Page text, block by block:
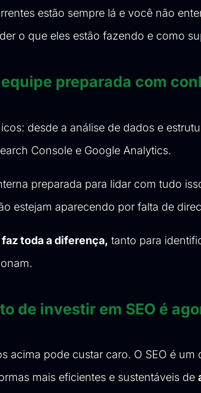
estão sempre lá e você não
o que eles estão fazendo e como
preparada com
desde a análise de dados e
Console e Google Analytics.
preparada para lidar com tudo
estejam aparecendo por falta de
toda a diferença, tanto para
de investir em SEO é
acima pode custar caro. O SEO é
mais eficientes e sustentáveis de